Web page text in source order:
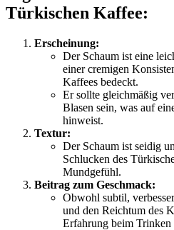
Türkischen Kaffee:
Erscheinung:
Der Schaum ist eine
einer cremigen
Kaffees bedeckt.
Er sollte gleichmäßig
Blasen sein, was auf
hinweist.
Textur:
Der Schaum ist seidig
Schlucken des
Mundgefühl.
Beitrag zum Geschmack:
Obwohl subtil,
und den Reichtum des
Erfahrung beim